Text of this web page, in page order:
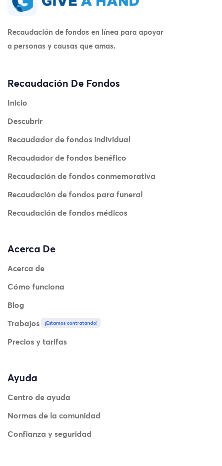
Recaudación de fondos en línea para apoyar
a personas y causas que amas.
Recaudación De Fondos
Inicio
Descubrir
Recaudador de fondos individual
Recaudador de fondos benéfico
Recaudación de fondos conmemorativa
Recaudación de fondos para funeral
Recaudación de fondos médicos
Acerca De
Acerca de
Cómo funciona
Blog
Trabajos
¡Estamos contratando!
Precios y tarifas
Ayuda
Centro de ayuda
Normas de la comunidad
Confianza y seguridad